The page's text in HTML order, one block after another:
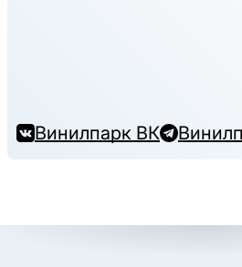
Винилпарк ВК